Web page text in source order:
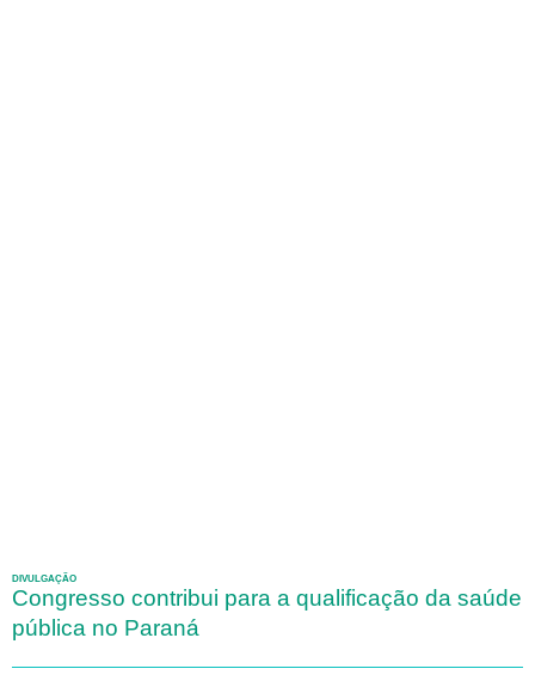
DIVULGAÇÃO
Congresso contribui para a qualificação da saúde
pública no Paraná